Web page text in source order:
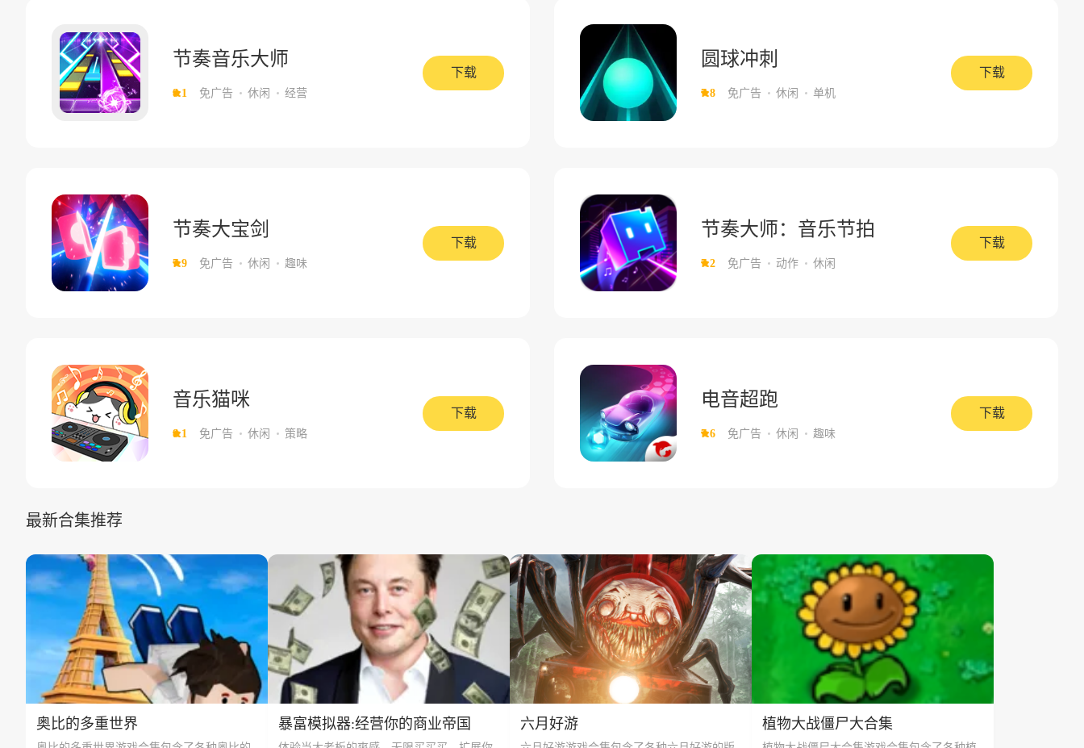
节奏音乐大师
8.1 免广告 休闲 经营
下载
圆球冲刺
7.8 免广告 休闲 单机
下载
节奏大宝剑
7.9 免广告 休闲 趣味
下载
节奏大师：音乐节拍
7.2 免广告 动作 休闲
下载
音乐猫咪
8.1 免广告 休闲 策略
下载
电音超跑
7.6 免广告 休闲 趣味
下载
最新合集推荐
奥比的多重世界 暴富模拟器:经营你的商业帝国 六月好游 植物大战僵尸大合集